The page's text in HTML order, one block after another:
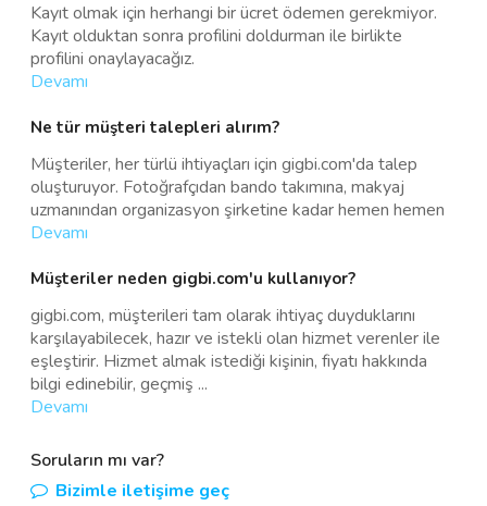
Kayıt olmak için herhangi bir ücret ödemen gerekmiyor.
Kayıt olduktan sonra profilini doldurman ile birlikte
profilini onaylayacağız.
Devamı
Ne tür müşteri talepleri alırım?
Müşteriler, her türlü ihtiyaçları için gigbi.com'da talep
oluşturuyor. Fotoğrafçıdan bando takımına, makyaj
uzmanından organizasyon şirketine kadar hemen hemen
Devamı
Müşteriler neden gigbi.com'u kullanıyor?
gigbi.com, müşterileri tam olarak ihtiyaç duyduklarını
karşılayabilecek, hazır ve istekli olan hizmet verenler ile
eşleştirir. Hizmet almak istediği kişinin, fiyatı hakkında
bilgi edinebilir, geçmiş ...
Devamı
Soruların mı var?
Bizimle iletişime geç